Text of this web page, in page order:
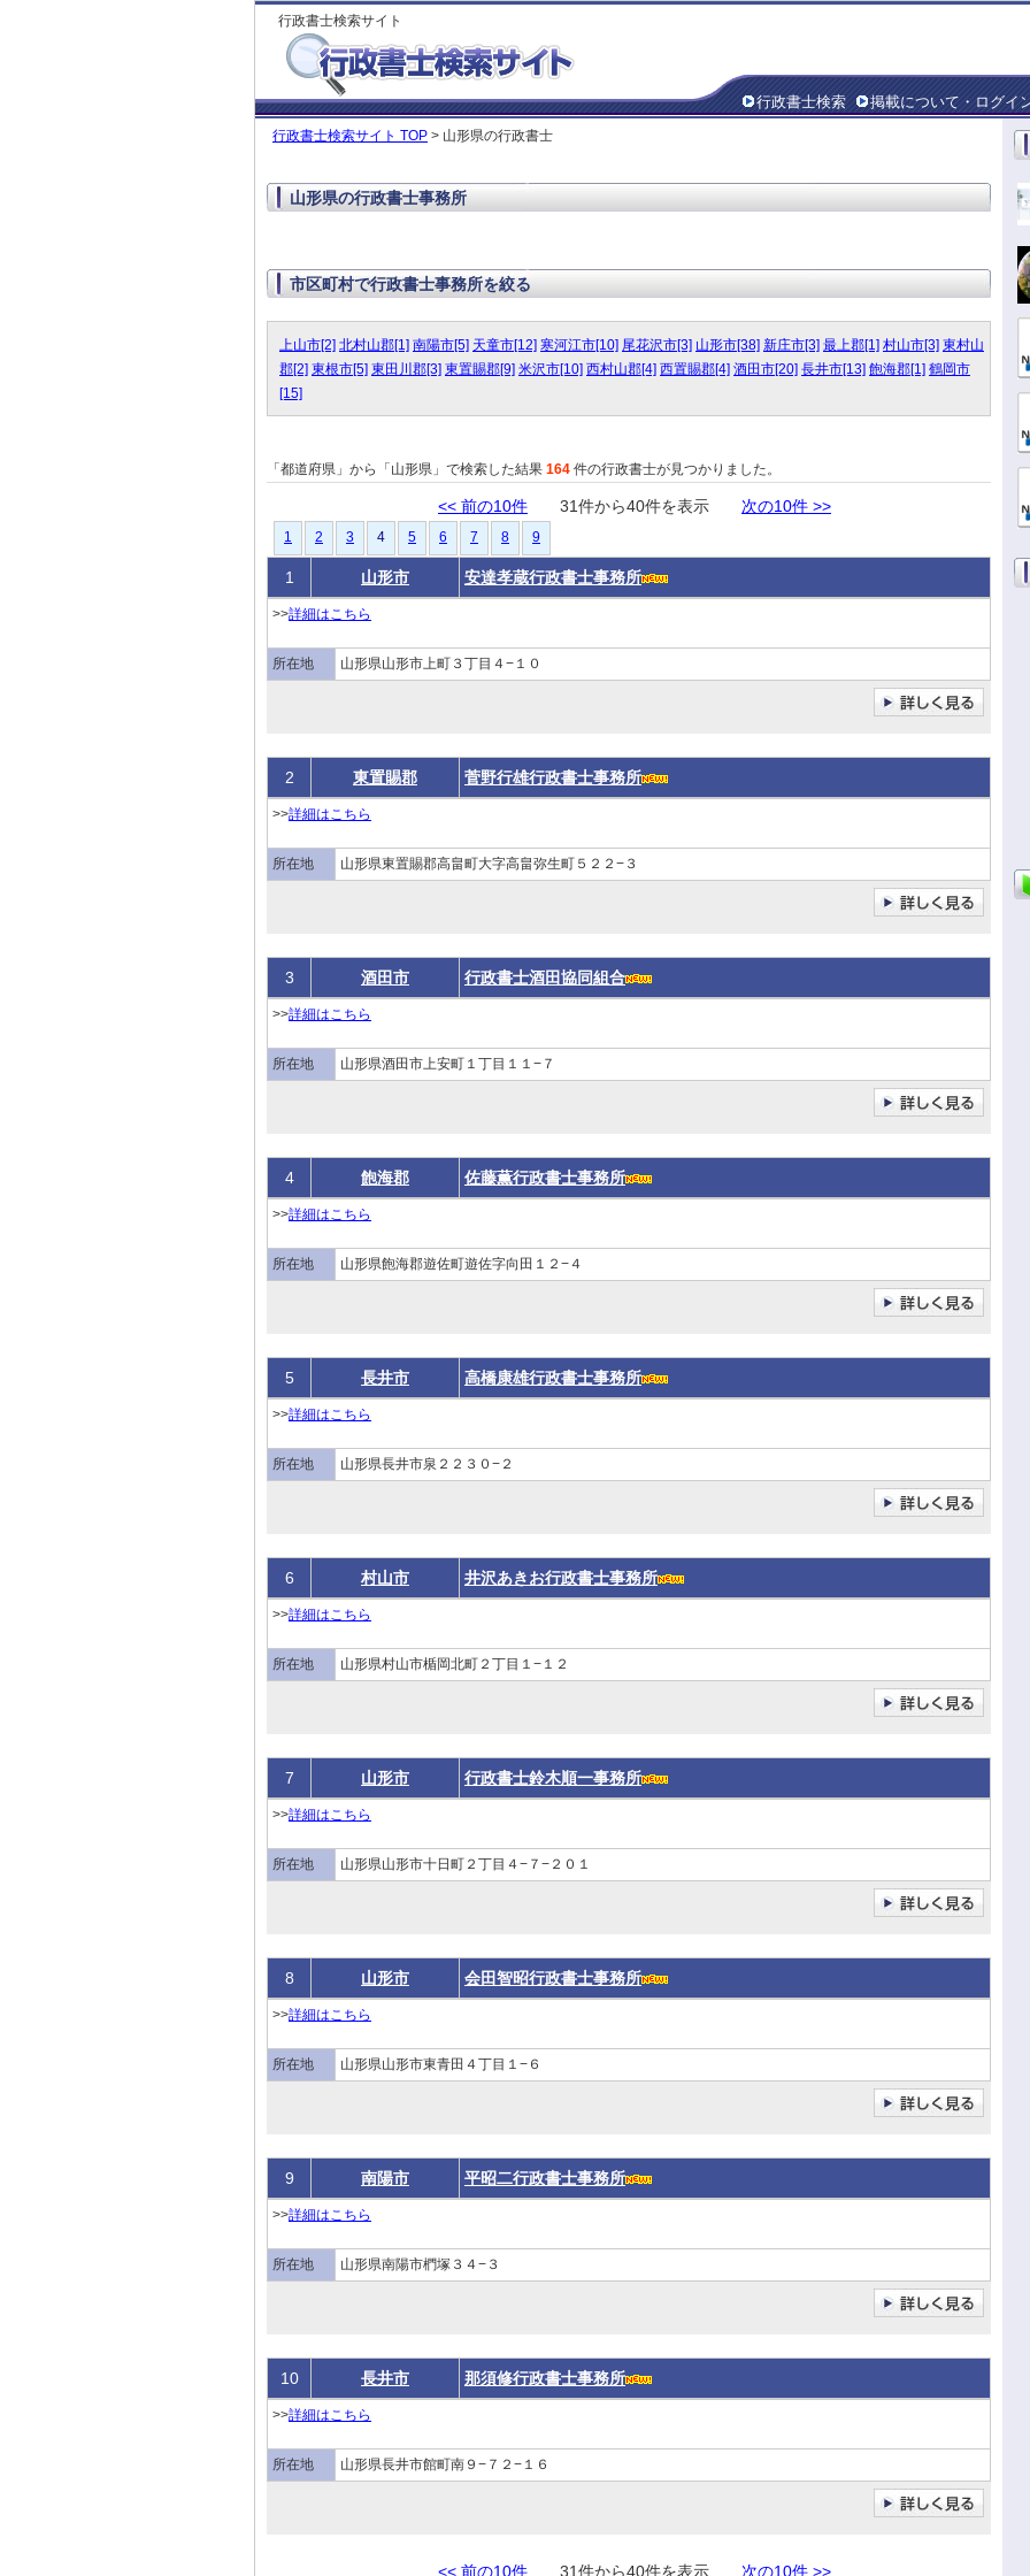
行政書士検索サイト
行政書士検索 掲載について・ログイ
行政書士検索サイト TOP > 山形県の行政書士
山形県の行政書士事務所
市区町村で行政書士事務所を絞る
上山市[2] 北村山郡[1] 南陽市[5] 天童市[12] 寒河江市[10] 尾花沢市[3] 山形市[38] 新庄市[3] 最上郡[1] 村山市[3] 東村山
郡[2] 東根市[5] 東田川郡[3] 東置賜郡[9] 米沢市[10] 西村山郡[4] 西置賜郡[4] 酒田市[20] 長井市[13] 飽海郡[1] 鶴岡市
[15]
「都道府県」から「山形県」で検索した結果 164 件の行政書士が見つかりました。
<< 前の10件 31件から40件を表示 次の10件 >>
1 2 3 4 5 6 7 8 9
1 山形市 安達孝蔵行政書士事務所
>>詳細はこちら
所在地 山形県山形市上町３丁目４−１０
2 東置賜郡 菅野行雄行政書士事務所
>>詳細はこちら
所在地 山形県東置賜郡高畠町大字高畠弥生町５２２−３
3 酒田市 行政書士酒田協同組合
>>詳細はこちら
所在地 山形県酒田市上安町１丁目１１−７
4 飽海郡 佐藤薫行政書士事務所
>>詳細はこちら
所在地 山形県飽海郡遊佐町遊佐字向田１２−４
5 長井市 高橋康雄行政書士事務所
>>詳細はこちら
所在地 山形県長井市泉２２３０−２
6 村山市 井沢あきお行政書士事務所
>>詳細はこちら
所在地 山形県村山市楯岡北町２丁目１−１２
7 山形市 行政書士鈴木順一事務所
>>詳細はこちら
所在地 山形県山形市十日町２丁目４−７−２０１
8 山形市 会田智昭行政書士事務所
>>詳細はこちら
所在地 山形県山形市東青田４丁目１−６
9 南陽市 平昭二行政書士事務所
>>詳細はこちら
所在地 山形県南陽市椚塚３４−３
10 長井市 那須修行政書士事務所
>>詳細はこちら
所在地 山形県長井市館町南９−７２−１６
<< 前の10件 31件から40件を表示 次の10件 >>